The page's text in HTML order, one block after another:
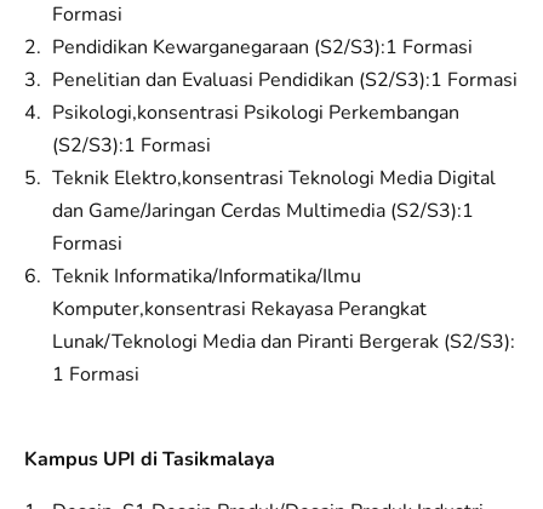
Formasi
Pendidikan Kewarganegaraan (S2/S3):1 Formasi
Penelitian dan Evaluasi Pendidikan (S2/S3):1 Formasi
Psikologi,konsentrasi Psikologi Perkembangan
(S2/S3):1 Formasi
Teknik Elektro,konsentrasi Teknologi Media Digital
dan Game/Jaringan Cerdas Multimedia (S2/S3):1
Formasi
Teknik Informatika/Informatika/Ilmu
Komputer,konsentrasi Rekayasa Perangkat
Lunak/Teknologi Media dan Piranti Bergerak (S2/S3):
1 Formasi
Kampus UPI di Tasikmalaya